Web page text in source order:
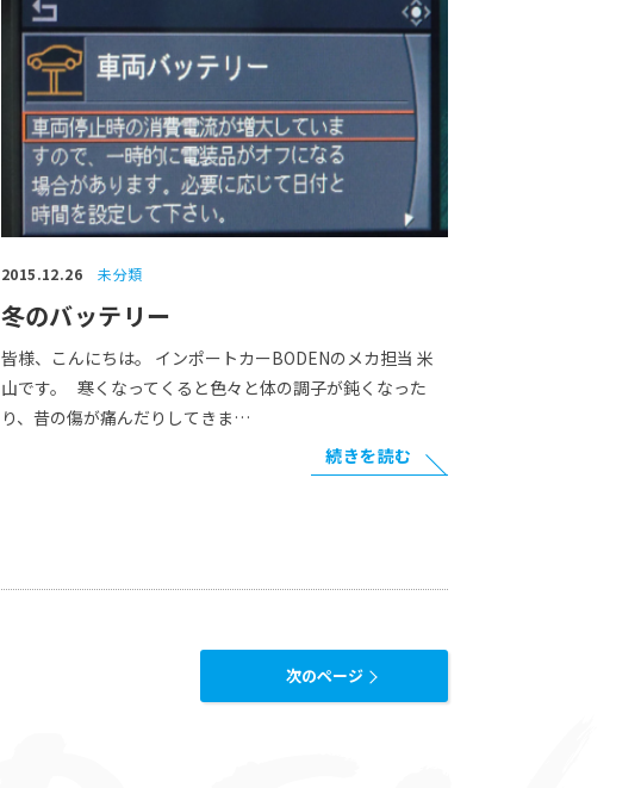
2015.12.26 未分類
冬のバッテリー
皆様、こんにちは。 インポートカーBODENのメカ担当 米
山です。 寒くなってくると色々と体の調子が鈍くなった
り、昔の傷が痛んだりしてきま…
続きを読む
次のページ